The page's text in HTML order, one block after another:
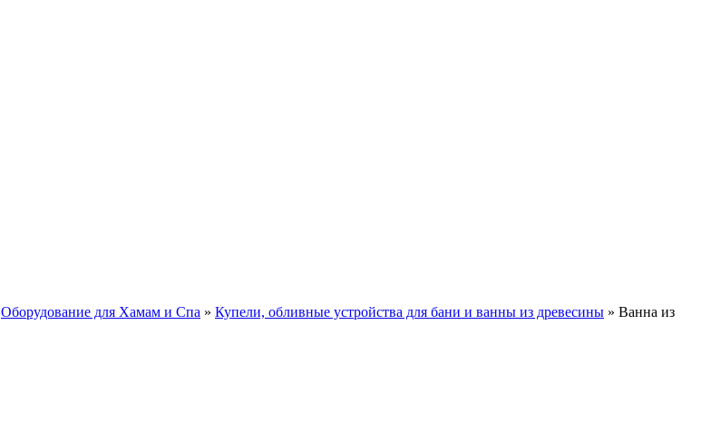
Оборудование для Хамам и Спа » Купели, обливные устройства для бани и ванны из древесины » Ванна из